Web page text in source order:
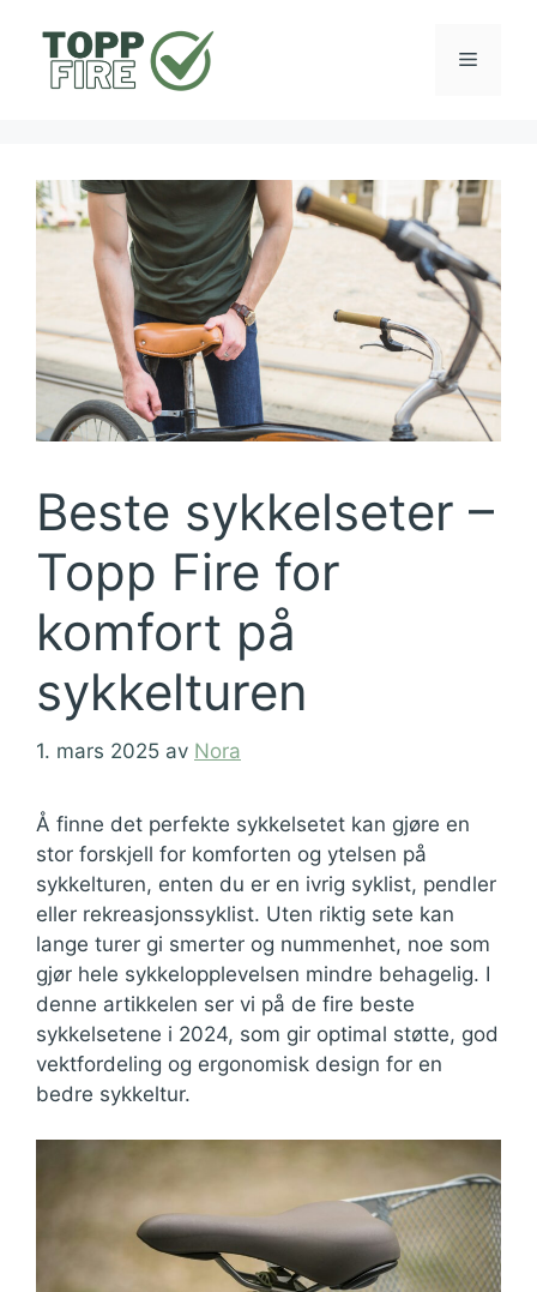
innhold
Meny
Beste sykkelseter –
Topp Fire for
komfort på
sykkelturen
1. mars 2025 av Nora
Å finne det perfekte sykkelsetet kan gjøre en
stor forskjell for komforten og ytelsen på
sykkelturen, enten du er en ivrig syklist, pendler
eller rekreasjonssyklist. Uten riktig sete kan
lange turer gi smerter og nummenhet, noe som
gjør hele sykkelopplevelsen mindre behagelig. I
denne artikkelen ser vi på de fire beste
sykkelsetene i 2024, som gir optimal støtte, god
vektfordeling og ergonomisk design for en
bedre sykkeltur.